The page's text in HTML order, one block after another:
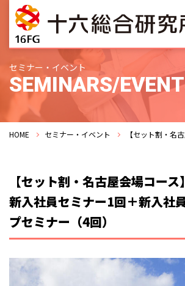
セミナー・イベント
SEMINARS/
HOME セミナー・イベント 【セット割・名
【セット割・名古屋会場コース】
新入社員セミナー1回＋新入社
プセミナー（4回）